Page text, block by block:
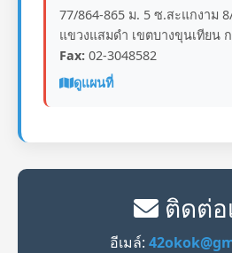
77/864-865 ม. 5 ซ.สะแกงาม
แขวงแสมดำ เขตบางขุนเทียน
Fax: 02-3048582
ดูแผนที่
ติดต่อ
อีเมล์: